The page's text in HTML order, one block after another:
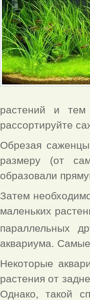
растений и тем
рассортируйте
Обрезая
размеру (от
образовали
Затем
маленьких
параллельных
аквариума.
Некоторые
растения от
Однако, такой